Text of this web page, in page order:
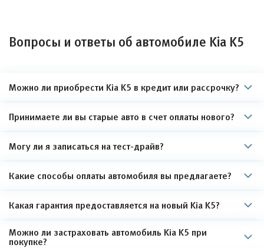
Вопросы и ответы об автомобиле Kia K5
Можно ли приобрести Kia K5 в кредит или рассрочку?
Принимаете ли вы старые авто в счет оплаты нового?
Могу ли я записаться на тест-драйв?
Какие способы оплаты автомобиля вы предлагаете?
Какая гарантия предоставляется на новый Kia K5?
Можно ли застраховать автомобиль Kia K5 при
покупке?